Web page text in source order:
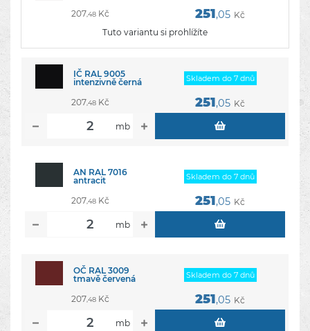
207,48Kč 251,05 Kč
Tuto variantu si prohlížíte
IČ RAL 9005
intenzivně černá
Skladem do 7 dnů
207,48Kč 251,05 Kč
mb
AN RAL 7016
antracit
Skladem do 7 dnů
207,48Kč 251,05 Kč
mb
OČ RAL 3009
tmavě červená
Skladem do 7 dnů
207,48Kč 251,05 Kč
mb